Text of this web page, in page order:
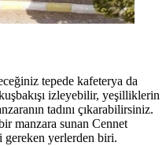
tepede kafeterya da
izleyebilir, yeşilliklerin
tadını çıkarabilirsiniz.
manzara sunan Cennet
gereken yerlerden biri.